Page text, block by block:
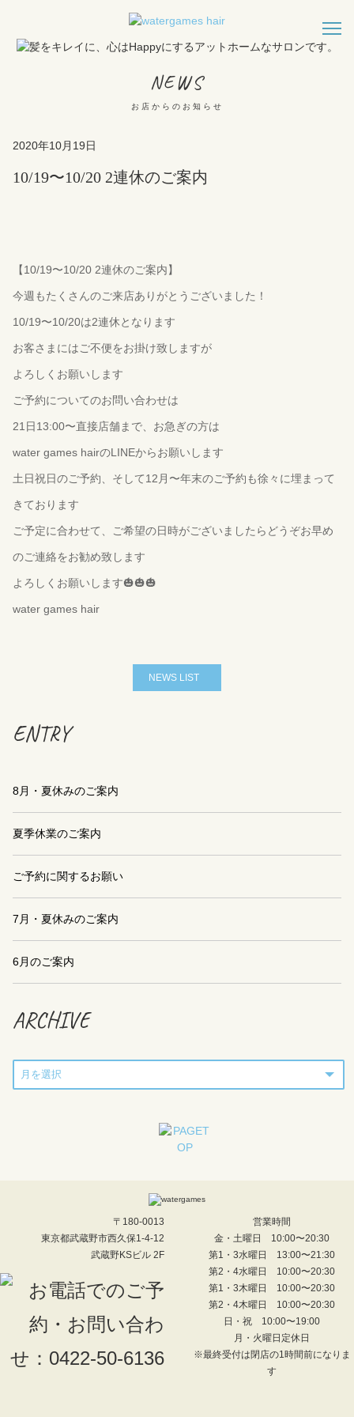
NEWS
お店からのお知らせ
2020年10月19日
10/19〜10/20 2連休のご案内
【10/19〜10/20 2連休のご案内】
今週もたくさんのご来店ありがとうございました！
10/19〜10/20は2連休となります
お客さまにはご不便をお掛け致しますが
よろしくお願いします
ご予約についてのお問い合わせは
21日13:00〜直接店舗まで、お急ぎの方は
water games hairのLINEからお願いします
土日祝日のご予約、そして12月〜年末のご予約も徐々に埋まって
きております
ご予定に合わせて、ご希望の日時がございましたらどうぞお早め
のご連絡をお勧め致します
よろしくお願いします🎃🎃🎃
water games hair
NEWS LIST
ENTRY
8月・夏休みのご案内
夏季休業のご案内
ご予約に関するお願い
7月・夏休みのご案内
6月のご案内
ARCHIVE
〒180-0013
東京都武蔵野市西久保1-4-12
武蔵野KSビル 2F
営業時間
金・土曜日 10:00〜20:30
第1・3水曜日 13:00〜21:30
第2・4水曜日 10:00〜20:30
第1・3木曜日 10:00〜20:30
第2・4木曜日 10:00〜20:30
日・祝 10:00〜19:00
月・火曜日定休日
※最終受付は閉店の1時間前になりま
す